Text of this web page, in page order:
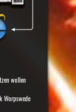
wollen